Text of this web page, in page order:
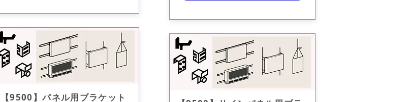
【9500】パネル用ブラケット